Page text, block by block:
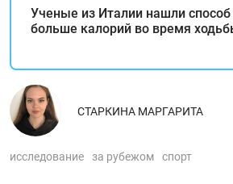
Ученые из Италии нашли
больше калорий во время
СТАРКИНА МАРГАРИТА
исследование за рубежом спорт